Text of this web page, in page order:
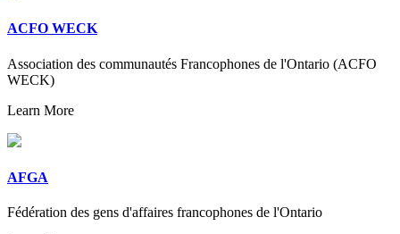
ACFO WECK
Association des communautés Francophones de l'Ontario (ACFO
WECK)
Learn More
AFGA
Fédération des gens d'affaires francophones de l'Ontario